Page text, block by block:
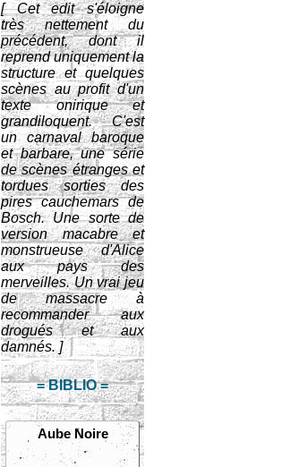
[ Cet edit s'éloigne
très nettement du
précédent, dont il
reprend uniquement la
structure et quelques
scènes au profit d'un
texte onirique et
grandiloquent. C'est
un carnaval baroque
et barbare, une série
de scènes étranges et
tordues sorties des
pires cauchemars de
Bosch. Une sorte de
version macabre et
monstrueuse d'Alice
aux pays des
merveilles. Un vrai jeu
de massacre à
recommander aux
drogués et aux
damnés. ]
= BIBLIO =
Aube Noire